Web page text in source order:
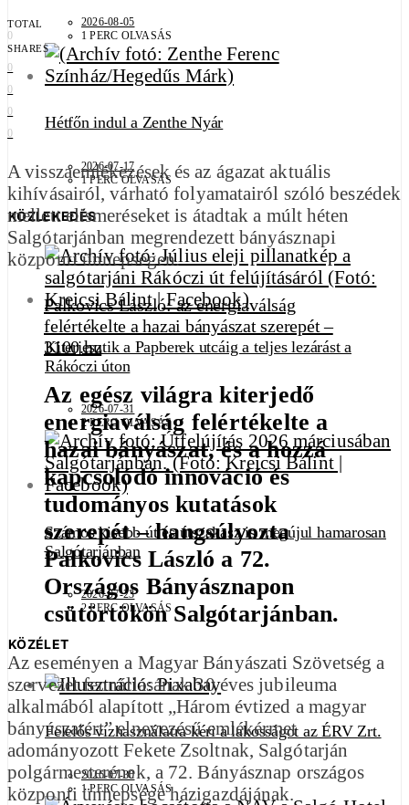
2026-08-05
1 PERC OLVASÁS
Hétfőn indul a Zenthe Nyár
2026-07-17
1 PERC OLVASÁS
KÖZLEKEDÉS
Kiterjesztik a Papberek utcáig a teljes lezárást a
Rákóczi úton
2026-07-31
2 PERC OLVASÁS
Számos kisebb út és útszakasz is megújul hamarosan
Salgótarjánban
2026-07-23
2 PERC OLVASÁS
KÖZÉLET
Felelős vízhasználatra kéri a lakosságot az ÉRV Zrt.
2026-07-30
1 PERC OLVASÁS
TOTAL
0
SHARES
0
0
0
0
A visszaemlékezések és az ágazat aktuális
kihívásairól, várható folyamatairól szóló beszédek
mellett elismeréseket is átadtak a múlt héten
Salgótarjánban megrendezett bányásznapi
központi ünnepségen.
Palkovics László: az energiaválság
felértékelte a hazai bányászat szerepét –
3100.hu
Az egész világra kiterjedő
energiaválság felértékelte a
hazai bányászat, és a hozzá
kapcsolódó innováció és
tudományos kutatások
szerepét – hangsúlyozta
Palkovics László a 72.
Országos Bányásznapon
csütörtökön Salgótarjánban.
Az eseményen a Magyar Bányászati Szövetség a
szervezet fennállásának 30 éves jubileuma
alkalmából alapított „Három évtized a magyar
bányászatért” elnevezésű emlékérmet
adományozott Fekete Zsoltnak, Salgótarján
polgármesterének, a 72. Bányásznap országos
központi ünnepsége házigazdájának.